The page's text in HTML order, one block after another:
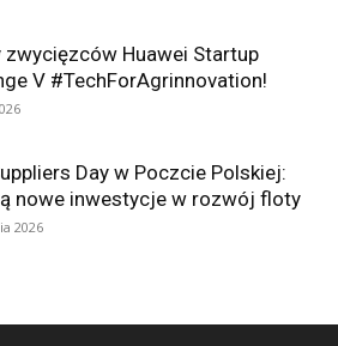
zwycięzców Huawei Startup
V #TechForAgrinnovation!
Day w Poczcie Polskiej:
nowe inwestycje w rozwój floty
2026